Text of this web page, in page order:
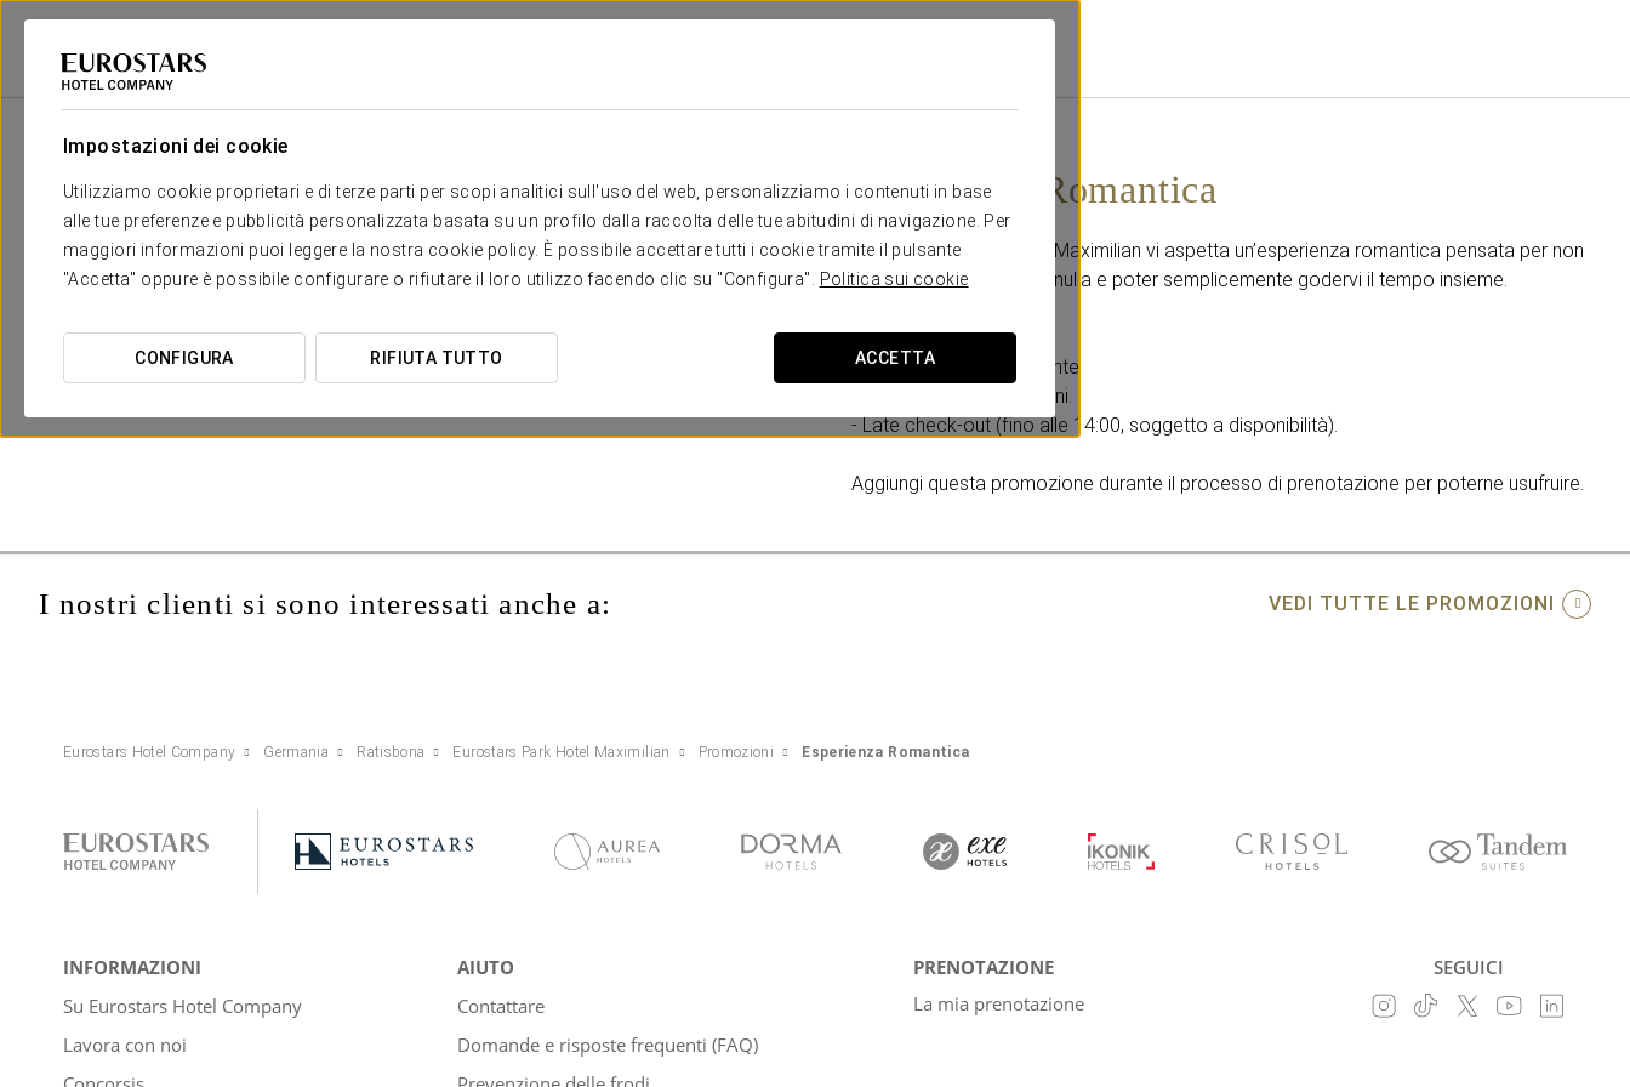
Impostazioni dei cookie
Utilizziamo cookie proprietari e di terze parti per scopi analitici sull'uso del web, personalizziamo i contenuti in base
alle tue preferenze e pubblicità personalizzata basata su un profilo dalla raccolta delle tue abitudini di navigazione. Per
maggiori informazioni puoi leggere la nostra cookie policy. È possibile accettare tutti i cookie tramite il pulsante
"Accetta" oppure è possibile configurare o rifiutare il loro utilizzo facendo clic su "Configura".
Politica sui cookie
CONFIGURA RIFIUTA TUTTO ACCETTA
Eurostars Hotel Company
Esperienza Romantica
All’Eurostars Park Hotel Maximilian vi aspetta un’esperienza romantica pensata per non
dovervi preoccupare di nulla e poter semplicemente godervi il tempo insieme.
Include:
- Bottiglia di vino spumante.
- Selezione di cioccolatini.
- Late check-out (fino alle 14:00, soggetto a disponibilità).
Aggiungi questa promozione durante il processo di prenotazione per poterne usufruire.
I nostri clienti si sono interessati anche a: VEDI TUTTE LE PROMOZIONI
Eurostars Hotel Company Germania Ratisbona Eurostars Park Hotel Maximilian Promozioni Esperienza Romantica
INFORMAZIONI
Su Eurostars Hotel Company
Lavora con noi
AIUTO
Contattare
Domande e risposte frequenti (FAQ)
PRENOTAZIONE
La mia prenotazione
SEGUICI